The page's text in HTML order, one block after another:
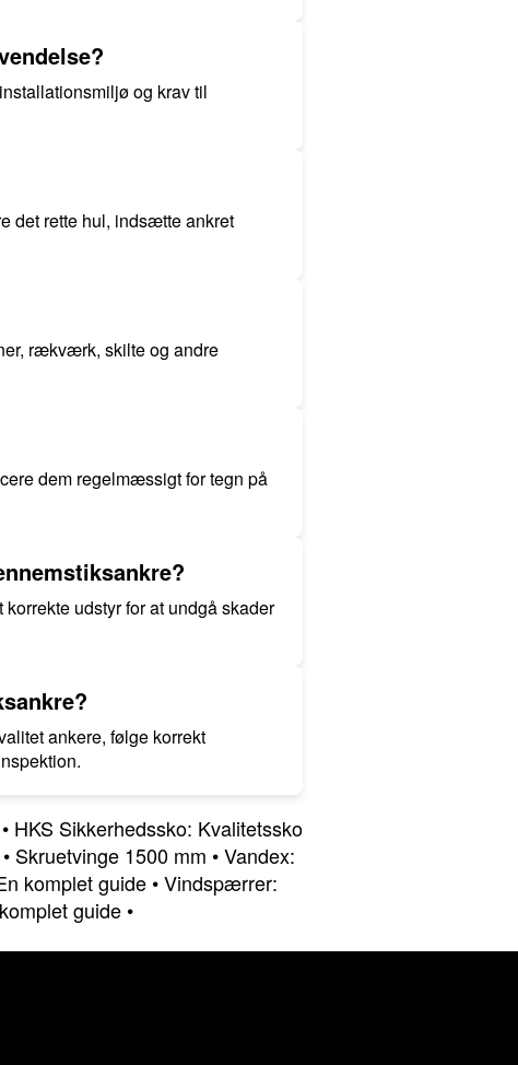
og krav til
det rette hul, indsætte ankret
rækværk, skilte og andre
dem regelmæssigt for tegn på
udstyr for at undgå skader
ankere, følge korrekt
• HKS Sikkerhedssko: Kvalitetssko
• Skruetvinge 1500 mm •Vandex:
komplet guide •Vindspærrer:
guide •